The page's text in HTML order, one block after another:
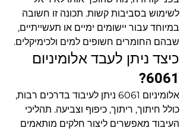
לשימוש בסביבות קשות. תכונה זו חשובה
במיוחד עבור יישומים ימיים או תעשייתיים,
שבהם החומרים חשופים למים ולכימיקלים.
כיצד ניתן לעבד אלומיניום
6061?
אלומיניום 6061 ניתן לעיבוד בדרכים רבות,
כולל חיתוך, ריתוך, כיפוף וצביעה. תהליכי
העיבוד מאפשרים ליצור חלקים מותאמים